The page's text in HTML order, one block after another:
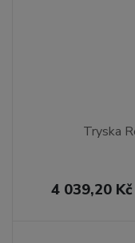
Tryska
4 039,20 Kč